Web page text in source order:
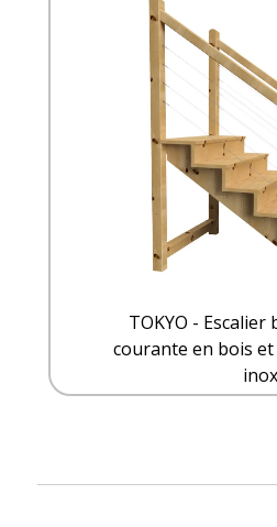
TOKYO - Escalier
courante en bois
inox